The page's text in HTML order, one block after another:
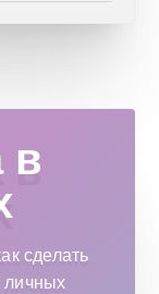
в
сделать
личных